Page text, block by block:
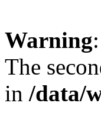
Warning
The
in /data/